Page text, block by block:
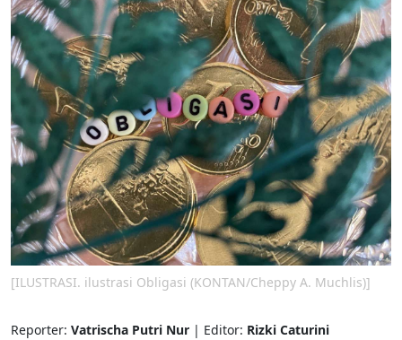
[ILUSTRASI. ilustrasi Obligasi (KONTAN/Cheppy A. Muchlis)]
Reporter: Vatrischa Putri Nur | Editor: Rizki Caturini